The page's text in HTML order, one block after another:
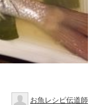
お魚レシピ伝道師